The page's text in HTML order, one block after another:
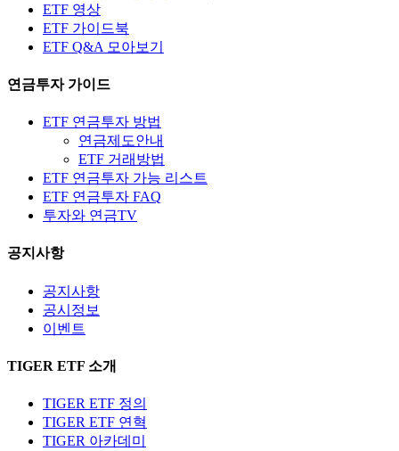
ETF 영상
ETF 가이드북
ETF Q&A 모아보기
연금투자 가이드
ETF 연금투자 방법
연금제도안내
ETF 거래방법
ETF 연금투자 가능 리스트
ETF 연금투자 FAQ
투자와 연금TV
공지사항
공지사항
공시정보
이벤트
TIGER ETF 소개
TIGER ETF 정의
TIGER ETF 연혁
TIGER 아카데미